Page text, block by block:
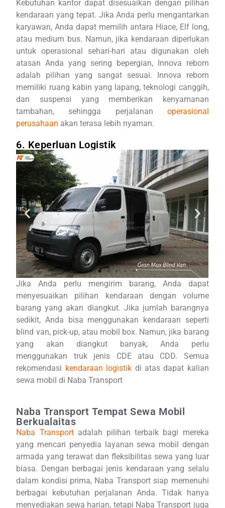
Kebutuhan kantor dapat disesuaikan dengan pilihan
kendaraan yang tepat. Jika Anda perlu mengantarkan
karyawan, Anda dapat memilih antara Hiace, Elf long,
atau medium bus. Namun, jika kendaraan diperlukan
untuk operasional sehari-hari atau digunakan oleh
atasan Anda yang sering bepergian, Innova reborn
adalah pilihan yang sangat sesuai. Innova reborn
memiliki ruang kabin yang lapang, teknologi canggih,
dan suspensi yang memberikan kenyamanan
tambahan, sehingga perjalanan operasional
perusahaan akan terasa lebih nyaman.
6. Keperluan Logistik
Jika Anda perlu mengirim barang, Anda dapat
menyesuaikan pilihan kendaraan dengan volume
barang yang akan diangkut. Jika jumlah barangnya
sedikit, Anda bisa menggunakan kendaraan seperti
blind van, pick-up, atau mobil box. Namun, jika barang
yang akan diangkut banyak, Anda perlu
menggunakan truk jenis CDE atau CDD. Semua
rekomendasi kendaraan logistik di atas dapat kalian
sewa mobil di Naba Transport
Naba Transport Tempat Sewa Mobil
Berkualaitas
Naba Transportadalah pilihan terbaik bagi mereka
yang mencari penyedia layanan sewa mobil dengan
armada yang terawat dan fleksibilitas sewa yang luar
biasa. Dengan berbagai jenis kendaraan yang selalu
dalam kondisi prima, Naba Transport siap memenuhi
berbagai kebutuhan perjalanan Anda. Tidak hanya
menyediakan sewa harian, tetapi Naba Transport juga